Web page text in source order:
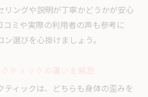
リングや説明が丁寧かどうかが安心
コミや実際の利用者の声も参考に
選びを心掛けましょう。
ィックは、どちらも身体の歪みを